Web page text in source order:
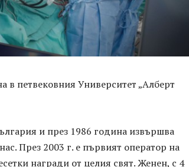
в петвековния Университет „Алберт
и през 1986 година извършва
През 2003 г. е първият оператор на
награди от целия свят. Женен, с 4